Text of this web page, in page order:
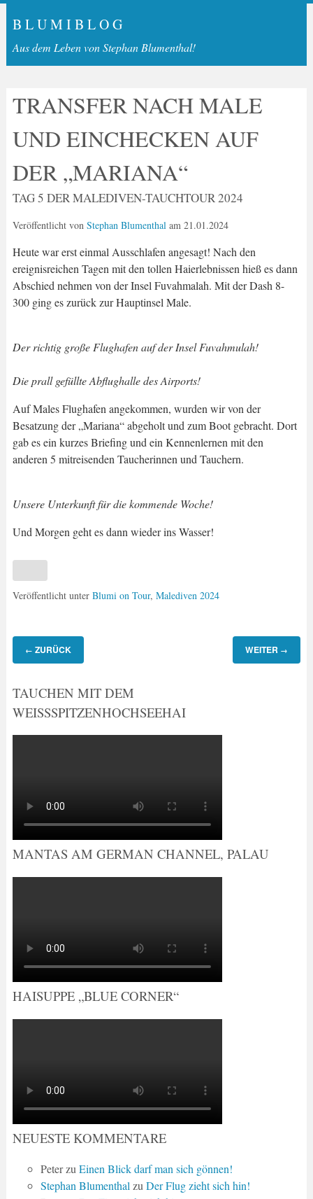
B L U M I B L O G
Aus dem Leben von Stephan Blumenthal!
TRANSFER NACH MALE
UND EINCHECKEN AUF
DER „MARIANA“
TAG 5 DER MALEDIVEN-TAUCHTOUR 2024
Veröffentlicht von Stephan Blumenthalam 21.01.2024
Heute war erst einmal Ausschlafen angesagt! Nach den
ereignisreichen Tagen mit den tollen Haierlebnissen hieß es dann
Abschied nehmen von der Insel Fuvahmalah. Mit der Dash 8-
300 ging es zurück zur Hauptinsel Male.
Der richtig große Flughafen auf der Insel Fuvahmulah!
Die prall gefüllte Abflughalle des Airports!
Auf Males Flughafen angekommen, wurden wir von der
Besatzung der „Mariana“ abgeholt und zum Boot gebracht. Dort
gab es ein kurzes Briefing und ein Kennenlernen mit den
anderen 5 mitreisenden Taucherinnen und Tauchern.
Unsere Unterkunft für die kommende Woche!
Und Morgen geht es dann wieder ins Wasser!
Veröffentlicht unter Blumi on Tour, Malediven 2024
← ZURÜCK WEITER →
TAUCHEN MIT DEM
WEISSSPITZENHOCHSEEHAI
MANTAS AM GERMAN CHANNEL, PALAU
HAISUPPE „BLUE CORNER“
NEUESTE KOMMENTARE
PeterzuEinen Blick darf man sich gönnen!
Stephan BlumenthalzuDer Flug zieht sich hin!